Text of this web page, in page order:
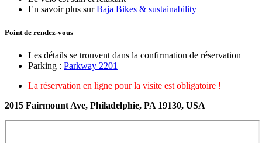
En savoir plus surBaja Bikes & sustainability
Point de rendez-vous
Les détails se trouvent dans la confirmation de réservation
Parking : Parkway 2201
La réservation en ligne pour la visite est obligatoire !
2015 Fairmount Ave, Philadelphie, PA 19130, USA